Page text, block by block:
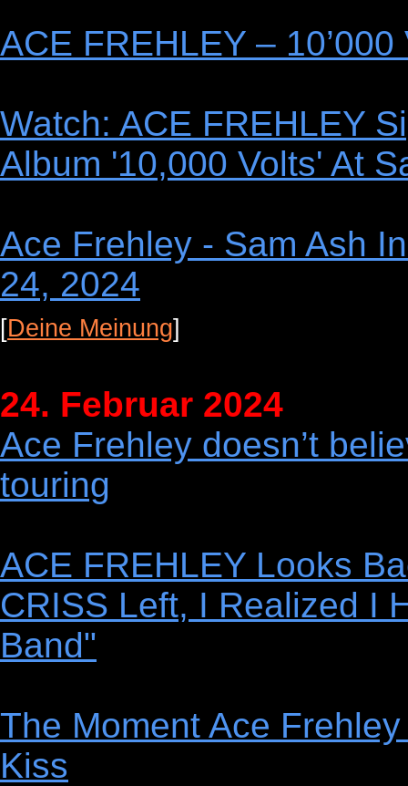
ACE FREHLEY – 10’000
Watch: ACE FREHLEY
Album '10,000 Volts' At
Ace Frehley - Sam Ash
24, 2024
[Deine Meinung]
24. Februar 2024
Ace Frehley doesn’t
touring
ACE FREHLEY Looks
CRISS Left, I Realized I
Band"
The Moment Ace
Kiss